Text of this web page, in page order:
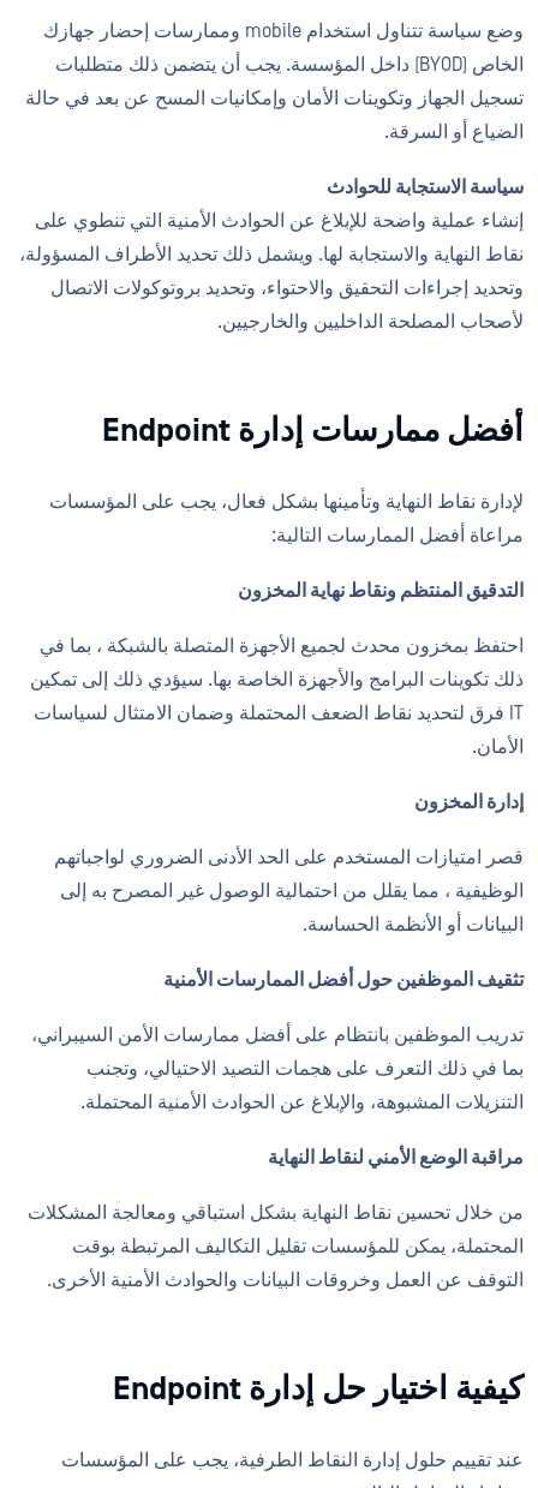
وضع سياسة تتناول استخدام mobile وممارسات إحضار جهازك
الخاص (BYOD) داخل المؤسسة. يجب أن يتضمن ذلك متطلبات
تسجيل الجهاز وتكوينات الأمان وإمكانيات المسح عن بعد في حالة
الضياع أو السرقة.
سياسة الاستجابة للحوادث
إنشاء عملية واضحة للإبلاغ عن الحوادث الأمنية التي تنطوي على
نقاط النهاية والاستجابة لها. ويشمل ذلك تحديد الأطراف المسؤولة،
وتحديد إجراءات التحقيق والاحتواء، وتحديد بروتوكولات الاتصال
لأصحاب المصلحة الداخليين والخارجيين.
أفضل ممارسات إدارة Endpoint
لإدارة نقاط النهاية وتأمينها بشكل فعال، يجب على المؤسسات
مراعاة أفضل الممارسات التالية:
التدقيق المنتظم ونقاط نهاية المخزون
احتفظ بمخزون محدث لجميع الأجهزة المتصلة بالشبكة ، بما في
ذلك تكوينات البرامج والأجهزة الخاصة بها. سيؤدي ذلك إلى تمكين
IT فرق لتحديد نقاط الضعف المحتملة وضمان الامتثال لسياسات
الأمان.
إدارة المخزون
قصر امتيازات المستخدم على الحد الأدنى الضروري لواجباتهم
الوظيفية ، مما يقلل من احتمالية الوصول غير المصرح به إلى
البيانات أو الأنظمة الحساسة.
تثقيف الموظفين حول أفضل الممارسات الأمنية
تدريب الموظفين بانتظام على أفضل ممارسات الأمن السيبراني،
بما في ذلك التعرف على هجمات التصيد الاحتيالي، وتجنب
التنزيلات المشبوهة، والإبلاغ عن الحوادث الأمنية المحتملة.
مراقبة الوضع الأمني لنقاط النهاية
من خلال تحسين نقاط النهاية بشكل استباقي ومعالجة المشكلات
المحتملة، يمكن للمؤسسات تقليل التكاليف المرتبطة بوقت
التوقف عن العمل وخروقات البيانات والحوادث الأمنية الأخرى.
كيفية اختيار حل إدارة Endpoint
عند تقييم حلول إدارة النقاط الطرفية، يجب على المؤسسات